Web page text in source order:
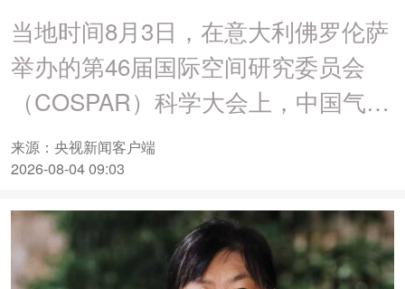
当地时间8月3日，在意大利佛罗伦萨
举办的第46届国际空间研究委员会
（COSPAR）科学大会上，中国气象
局王劲松研究员荣获威廉·诺德伯格奖
章。
来源：央视新闻客户端
2026-08-04 09:03